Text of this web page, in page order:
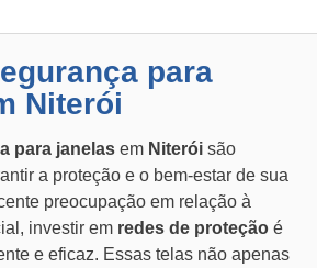
para
Niterói
para janelas em Niterói são
a proteção e o bem-estar de sua
preocupação em relação à
investir em redes de proteção é
e eficaz. Essas telas não apenas